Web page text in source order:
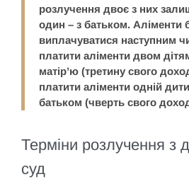
розлучення двоє з них
один – з батьком. Аліменти
виплачуватися наступним
платити аліменти двом
матір’ю (третину свого
платити аліменти одній
батьком (чверть свого
Терміни розлучення з
суд